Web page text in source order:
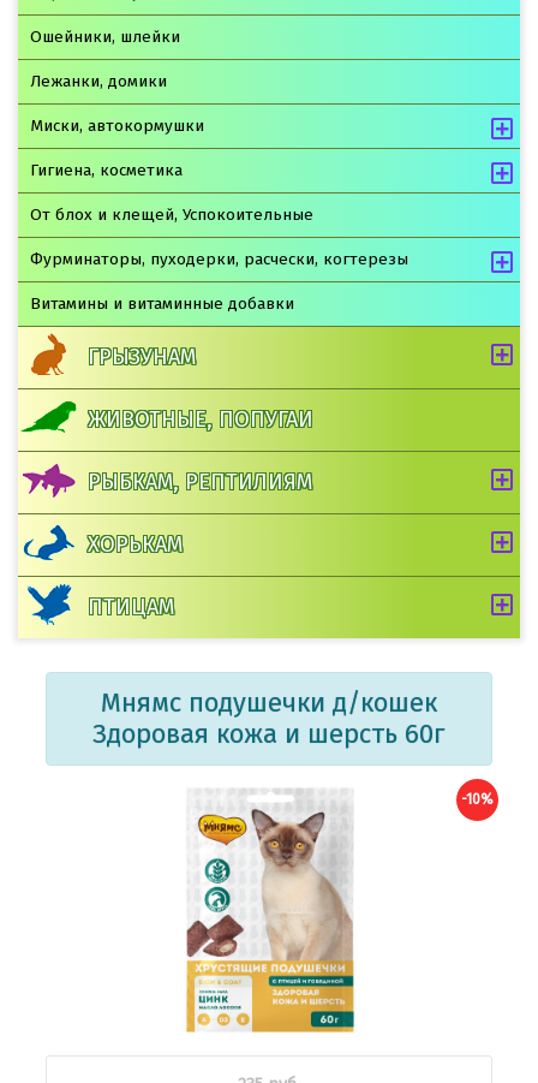
Ошейники, шлейки
Лежанки, домики
Миски, автокормушки
Гигиена, косметика
От блох и клещей, Успокоительные
Фурминаторы, пуходерки, расчески, когтерезы
Витамины и витаминные добавки
ГРЫЗУНАМ
ЖИВОТНЫЕ, ПОПУГАИ
РЫБКАМ, РЕПТИЛИЯМ
ХОРЬКАМ
ПТИЦАМ
Мнямс подушечки д/кошек
Здоровая кожа и шерсть 60г
-10%